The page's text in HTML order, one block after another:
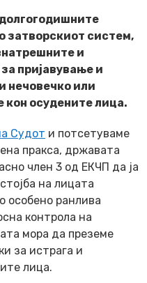
затворскиот систем,
и
пријавување и
нечовечко или
осудените лица.
Судот и потсетуваме
пракса, државата
член 3 од ЕКЧП да ја
на лицата
особено ранлива
контрола на
мора да преземе
за истрага и
лица.